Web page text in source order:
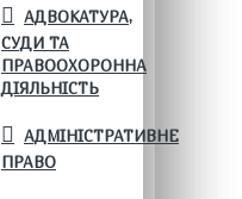
АДВОКАТУРА,
СУДИ ТА
ПРАВООХОРОННА
ДІЯЛЬНІСТЬ
АДМІНІСТРАТИВНЕ
ПРАВО